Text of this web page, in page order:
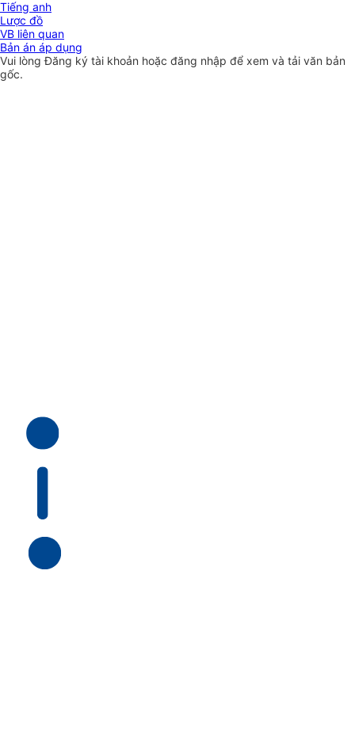
Tiếng anh
Lược đồ
VB liên quan
Bản án áp dụng
Vui lòngĐăng ký tài khoản hoặc đăng nhập để xem và tải văn bản
gốc.